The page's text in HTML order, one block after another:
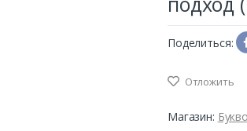
Поделиться:
Отложить
Магазин: